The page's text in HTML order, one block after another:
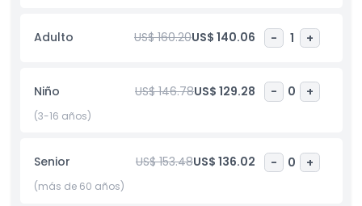
Desde allí, viaja hacia la costa para presenciar los
largo del Canal de la Mancha, estos icónicos acantilados de
tiza han permanecido firmes a través de siglos de historia,
incluyendo las dos guerras mundiales.
El tour continúa con una visita a Greenwich, conocido por
su herencia marítima y sus clásicas vistas ribereñas.
Observa lugares emblemáticos como el Antiguo Colegio
Adulto US$ 160.20US$ 140.06 - 1 +
Niño US$ 146.78US$ 129.28 - 0 +
(3-16 años)
Senior US$ 153.48US$ 136.02 - 0 +
(más de 60 años)